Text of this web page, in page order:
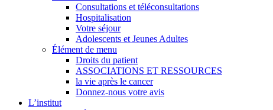
Consultations et téléconsultations
Hospitalisation
Votre séjour
Adolescents et Jeunes Adultes
Élément de menu
Droits du patient
ASSOCIATIONS ET RESSOURCES
la vie après le cancer
Donnez-nous votre avis
L’institut